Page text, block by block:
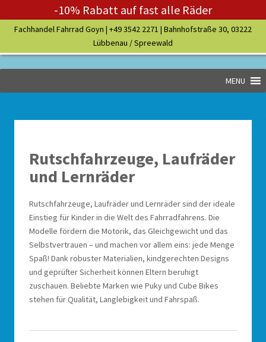
-10% Rabatt auf fast alle Räder
Fachhandel Fahrrad Goyn | +49 3542 2271 | Bahnhofstraße 30, 03222
Lübbenau / Spreewald
MENU
Rutschfahrzeuge, Laufräder
und Lernräder
Rutschfahrzeuge, Laufräder und Lernräder sind der ideale
Einstieg für Kinder in die Welt des Fahrradfahrens. Die
Modelle fördern die Motorik, das Gleichgewicht und das
Selbstvertrauen – und machen vor allem eins: jede Menge
Spaß! Dank robuster Materialien, kindgerechten Designs
und geprüfter Sicherheit können Eltern beruhigt
zuschauen. Beliebte Marken wie Puky und Cube Bikes
stehen für Qualität, Langlebigkeit und Fahrspaß.